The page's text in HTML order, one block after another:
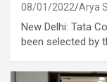
08/01/2022 Arya
New Delhi: Tata
been selected by